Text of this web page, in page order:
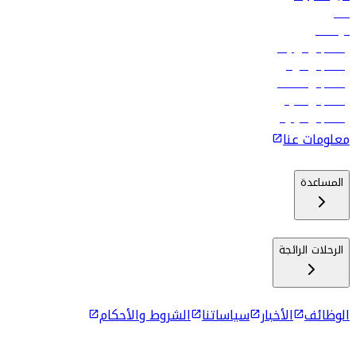
فنادق
الوظائف
رحلات إلى تبيليسي
رحلات إلى الرياض
رحلات إلى مسقط
رحلات إلى ماليه
رحلات إلى كولومبو
معلومات عنا
المساعدة
الرحلات الرائجة
الوظائف الأخبار سياساتنا الشروط والأحكام